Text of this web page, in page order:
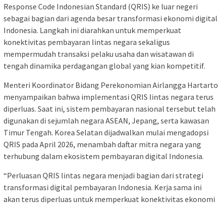
Response Code Indonesian Standard (QRIS) ke luar negeri
sebagai bagian dari agenda besar transformasi ekonomi digital
Indonesia. Langkah ini diarahkan untuk memperkuat
konektivitas pembayaran lintas negara sekaligus
mempermudah transaksi pelaku usaha dan wisatawan di
tengah dinamika perdagangan global yang kian kompetitif.
Menteri Koordinator Bidang Perekonomian Airlangga Hartarto
menyampaikan bahwa implementasi QRIS lintas negara terus
diperluas. Saat ini, sistem pembayaran nasional tersebut telah
digunakan di sejumlah negara ASEAN, Jepang, serta kawasan
Timur Tengah. Korea Selatan dijadwalkan mulai mengadopsi
QRIS pada April 2026, menambah daftar mitra negara yang
terhubung dalam ekosistem pembayaran digital Indonesia.
“Perluasan QRIS lintas negara menjadi bagian dari strategi
transformasi digital pembayaran Indonesia. Kerja sama ini
akan terus diperluas untuk memperkuat konektivitas ekonomi